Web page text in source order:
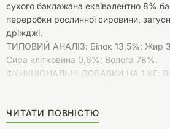
сухого баклажана еквівалентно 8%
переробки рослинної сировини,
дріжджі.
ТИПОВИЙ АНАЛІЗ: Білок 13,5%; Жир
Сира клітковина 0,6%; Волога 78%.
ФУНКЦІОНАЛЬНІ ДОБАВКИ НА 1 КГ:
мг/кг; Цинк 17 мг/кг.
ЧИТАТИ ПОВНІСТЮ